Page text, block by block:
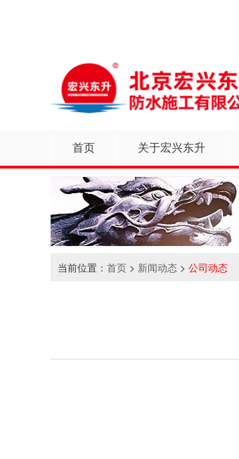
首页 关于宏兴东升
当前位置： 首页 > 新闻动态 > 公司动态